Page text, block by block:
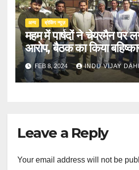
अन्य ब्रेकिंग न्यूज़
महम में पार्षदों ने चेयरमैन पर
आरोप, बैठक का किया
FEB 8, 2024 INDU VIJAY
Leave a Reply
Your email address will not be